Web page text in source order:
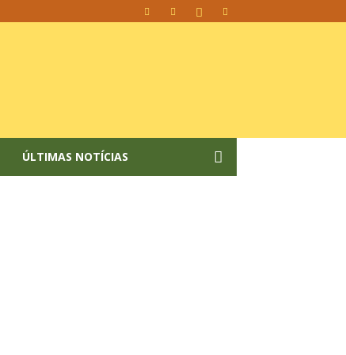
ÚLTIMAS NOTÍCIAS